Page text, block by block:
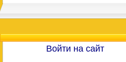
Войти на сайт